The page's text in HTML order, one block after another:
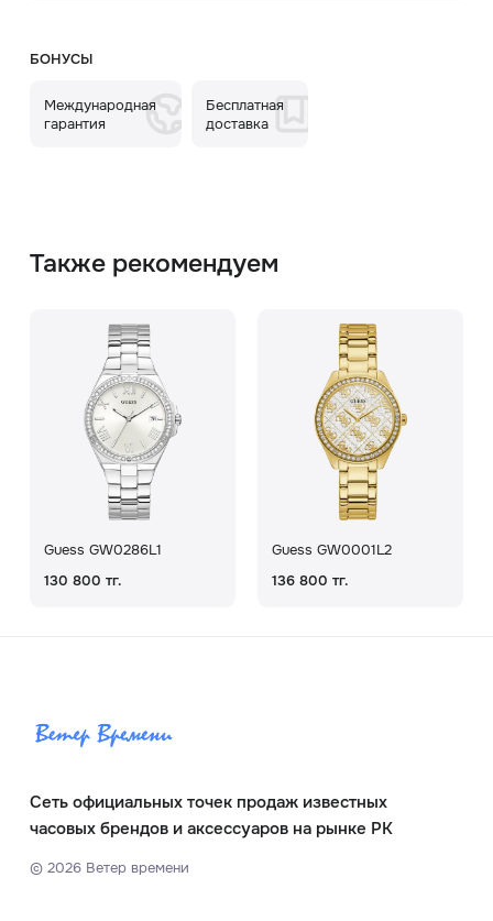
БОНУСЫ
Международная
гарантия
Бесплатная
доставка
Также рекомендуем
Guess GW0286L1
130 800 тг.
Guess GW0001L2
136 800 тг.
Сеть официальных точек продаж известных
часовых брендов и аксессуаров на рынке РК
© 2026Ветер времени